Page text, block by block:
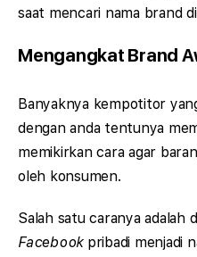
saat mencari nama brand
Mengangkat Brand
Banyaknya kempotitor
dengan anda tentunya
memikirkan cara agar
oleh konsumen.
Salah satu caranya adalah
Facebookpribadi menjadi